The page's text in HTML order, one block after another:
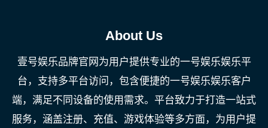
About Us
壹号娱乐品牌官网为用户提供专业的一号娱乐娱乐平
台，支持多平台访问，包含便捷的一号娱乐娱乐客户
端，满足不同设备的使用需求。平台致力于打造一站式
服务，涵盖注册、充值、游戏体验等多方面，为用户提